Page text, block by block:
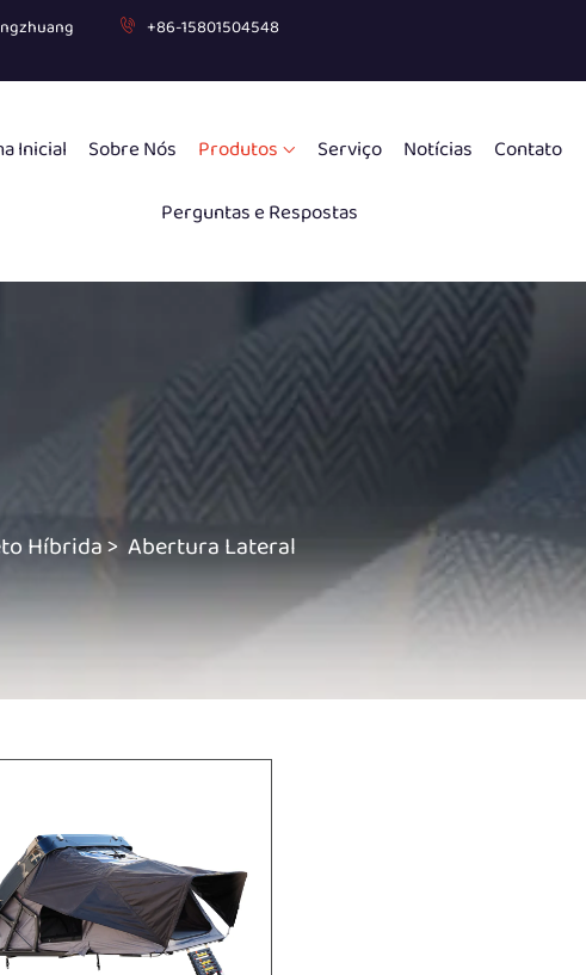
+86-15801504548
Inicial Sobre Nós Produtos Serviço Notícias
Contato
Perguntas e Respostas
Híbrida> Abertura Lateral